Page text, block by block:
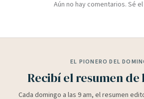
Aún no hay comentarios. Sé
EL PIONERO DEL
Recibí el resumen de
Cada domingo a las 9 am, el resumen